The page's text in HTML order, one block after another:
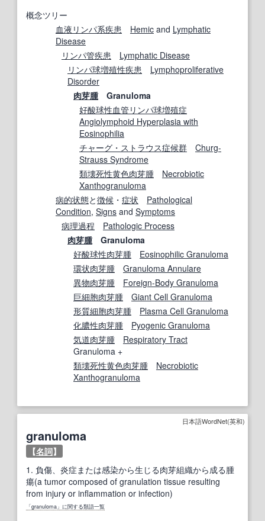
概念ツリー
血液 リンパ系疾患 Hemic and Lymphatic
Disease
リンパ管疾患
Lymphatic Disease
リンパ球増殖性疾患
Lymphoproliferative
Disorder
肉芽腫 Granuloma
好酸球性血管 リンパ球増殖症
Angiolymphoid Hyperplasia with
Eosinophilia
チャーグ・ストラウス症候群
Churg-
Strauss Syndrome
類壊死性黄色肉芽腫
Necrobiotic
Xanthogranuloma
病的状態と徴候 ・ 症状
Pathological
Condition, Signs and Symptoms
病理過程
Pathologic Process
肉芽腫 Granuloma
好酸球性肉芽腫
Eosinophilic Granuloma
環状肉芽腫
Granuloma Annulare
異物肉芽腫
Foreign-Body Granuloma
巨細胞肉芽腫
Giant Cell Granuloma
形質細胞肉芽腫
Plasma Cell Granuloma
化膿性肉芽腫
Pyogenic Granuloma
気道肉芽腫
Respiratory Tract
Granuloma +
類壊死性黄色肉芽腫
Necrobiotic
Xanthogranuloma
日本語WordNet(英和)
granuloma
【名詞】
1. 負傷、炎症または感染から生じる肉芽組織から成る腫
瘍(a tumor composed of granulation tissue resulting
from injury or inflammation or infection)
「granuloma」に関する類語一覧